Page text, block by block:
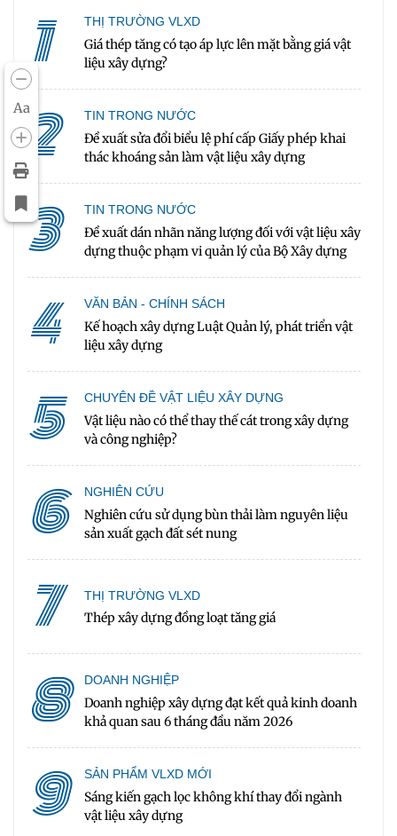
Aa
1 THỊ TRƯỜNG VLXD
Giá thép tăng có tạo áp lực lên mặt bằng giá vật
liệu xây dựng?
2 TIN TRONG NƯỚC
Đề xuất sửa đổi biểu lệ phí cấp Giấy phép khai
thác khoáng sản làm vật liệu xây dựng
3 TIN TRONG NƯỚC
Đề xuất dán nhãn năng lượng đối với vật liệu xây
dựng thuộc phạm vi quản lý của Bộ Xây dựng
4 VĂN BẢN - CHÍNH SÁCH
Kế hoạch xây dựng Luật Quản lý, phát triển vật
liệu xây dựng
5 CHUYÊN ĐỀ VẬT LIỆU XÂY DỰNG
Vật liệu nào có thể thay thế cát trong xây dựng
và công nghiệp?
6 NGHIÊN CỨU
Nghiên cứu sử dụng bùn thải làm nguyên liệu
sản xuất gạch đất sét nung
7 THỊ TRƯỜNG VLXD
Thép xây dựng đồng loạt tăng giá
8 DOANH NGHIỆP
Doanh nghiệp xây dựng đạt kết quả kinh doanh
khả quan sau 6 tháng đầu năm 2026
9 SẢN PHẨM VLXD MỚI
Sáng kiến gạch lọc không khí thay đổi ngành
vật liệu xây dựng